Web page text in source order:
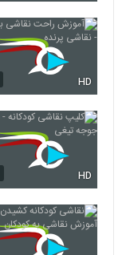
HD
HD